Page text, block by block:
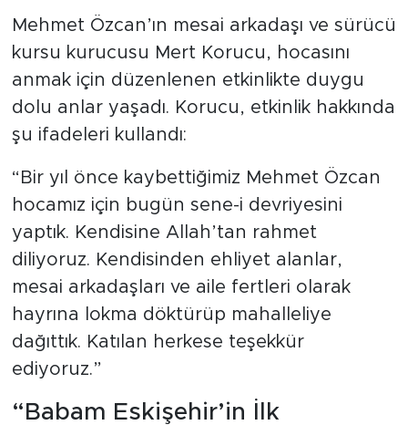
Mehmet Özcan’ın mesai arkadaşı ve sürücü
kursu kurucusu Mert Korucu, hocasını
anmak için düzenlenen etkinlikte duygu
dolu anlar yaşadı. Korucu, etkinlik hakkında
şu ifadeleri kullandı:
“Bir yıl önce kaybettiğimiz Mehmet Özcan
hocamız için bugün sene-i devriyesini
yaptık. Kendisine Allah’tan rahmet
diliyoruz. Kendisinden ehliyet alanlar,
mesai arkadaşları ve aile fertleri olarak
hayrına lokma döktürüp mahalleliye
dağıttık. Katılan herkese teşekkür
ediyoruz.”
“Babam Eskişehir’in İlk